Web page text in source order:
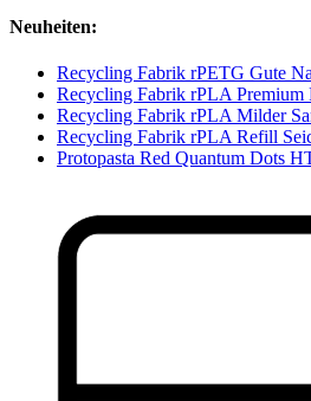
Neuheiten:
Recycling Fabrik rPETG Gute
Recycling Fabrik rPLA Premium
Recycling Fabrik rPLA Milder
Recycling Fabrik rPLA Refill
Protopasta Red Quantum Dots